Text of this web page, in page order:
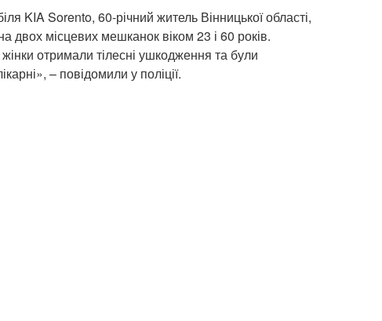
KIA Sorento, 60-річний житель Вінницької області,
двох місцевих мешканок віком 23 і 60 років.
отримали тілесні ушкодження та були
– повідомили у поліції.